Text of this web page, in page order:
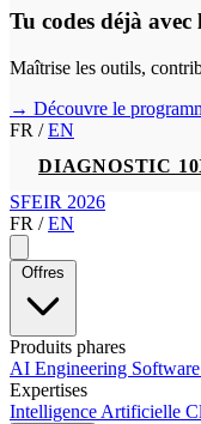
Tu codes déjà
Maîtrise les outils,
→ Découvre le
FR / EN
DIAGNOSTIC
SFEIR 2026
FR / EN
Offres
Produits phares
AI Engineering
Expertises
Intelligence Artificielle